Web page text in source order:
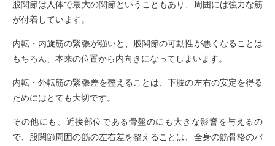
股関節は人体で最大の関節ということもあり、周囲には強力な筋
が付着しています。
内転・内旋筋の緊張が強いと、股関節の可動性が悪くなることは
もちろん、本来の位置から内向きになってしまいます。
内転・外転筋の緊張差を整えることは、下肢の左右の安定を得る
ためにはとても大切です。
その他にも、近接部位である骨盤のにも大きな影響を与えるの
で、股関節周囲の筋の左右差を整えることは、全身の筋骨格のバ